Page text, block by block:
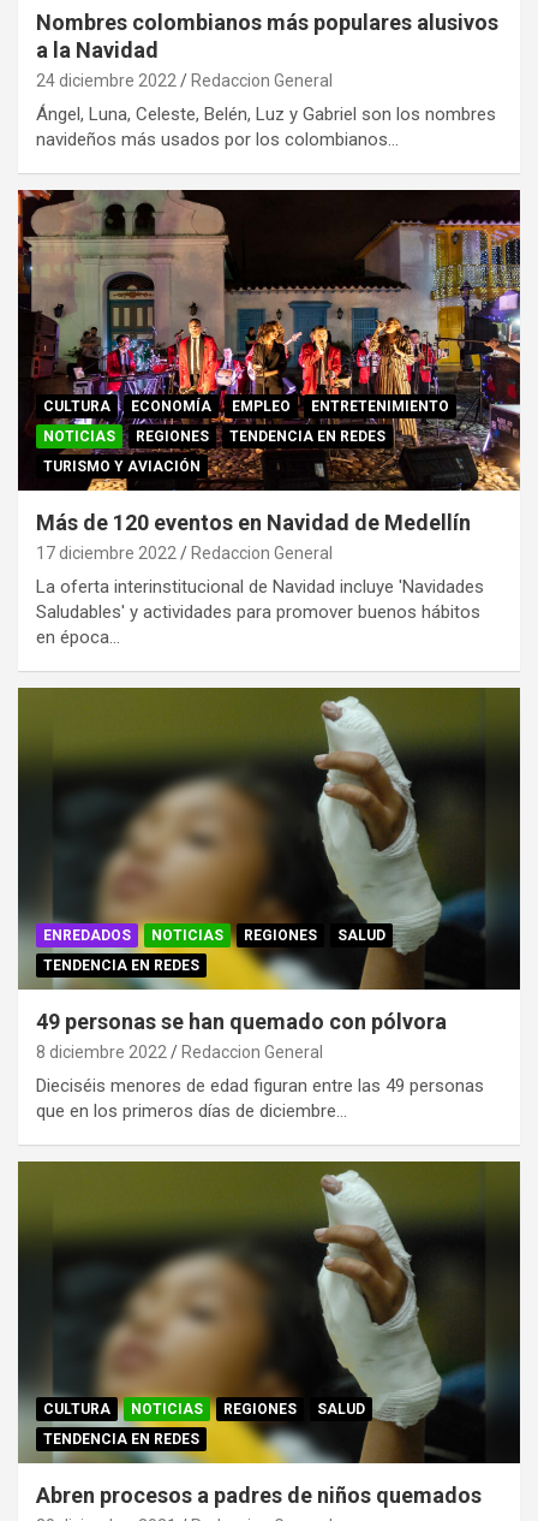
Nombres colombianos más populares alusivos
a la Navidad
24 diciembre 2022 Redaccion General
Ángel, Luna, Celeste, Belén, Luz y Gabriel son los nombres
navideños más usados por los colombianos…
CULTURA ECONOMÍA EMPLEO
ENTRETENIMIENTO
NOTICIAS
REGIONES
TENDENCIA EN REDES
TURISMO Y AVIACIÓN
Más de 120 eventos en Navidad de Medellín
17 diciembre 2022 Redaccion General
La oferta interinstitucional de Navidad incluye 'Navidades
Saludables' y actividades para promover buenos hábitos
en época…
ENREDADOS NOTICIAS REGIONES
SALUD
TENDENCIA EN REDES
49 personas se han quemado con pólvora
8 diciembre 2022 Redaccion General
Dieciséis menores de edad figuran entre las 49 personas
que en los primeros días de diciembre…
CULTURA NOTICIAS REGIONES
SALUD
TENDENCIA EN REDES
Abren procesos a padres de niños quemados